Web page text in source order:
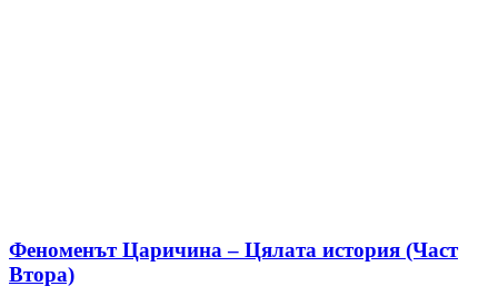
Феноменът Царичина – Цялата история (Част
Втора)